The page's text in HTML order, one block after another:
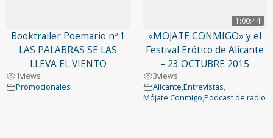
Booktrailer Poemario nº 1
LAS PALABRAS SE LAS
LLEVA EL VIENTO
1views
Promocionales
1:00:44
«MOJATE CONMIGO» y el
Festival Erótico de Alicante
– 23 OCTUBRE 2015
3views
Alicante,Entrevistas,
Mójate Conmigo,Podcast de radio